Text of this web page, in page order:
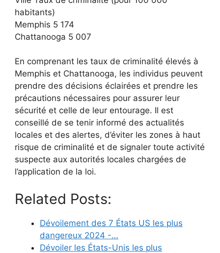
habitants)
Memphis 5 174
Chattanooga 5 007
En comprenant les taux de criminalité élevés à
Memphis et Chattanooga, les individus peuvent
prendre des décisions éclairées et prendre les
précautions nécessaires pour assurer leur
sécurité et celle de leur entourage. Il est
conseillé de se tenir informé des actualités
locales et des alertes, d’éviter les zones à haut
risque de criminalité et de signaler toute activité
suspecte aux autorités locales chargées de
l’application de la loi.
Related Posts:
Dévoilement des 7 États US les plus
dangereux 2024 -…
Dévoiler les États-Unis les plus